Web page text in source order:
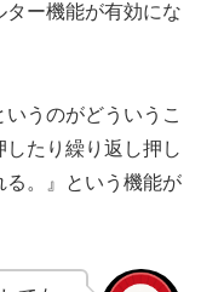
ー機能が有効にな
うのがどういうこ
たり繰り返し押し
る。』という機能が